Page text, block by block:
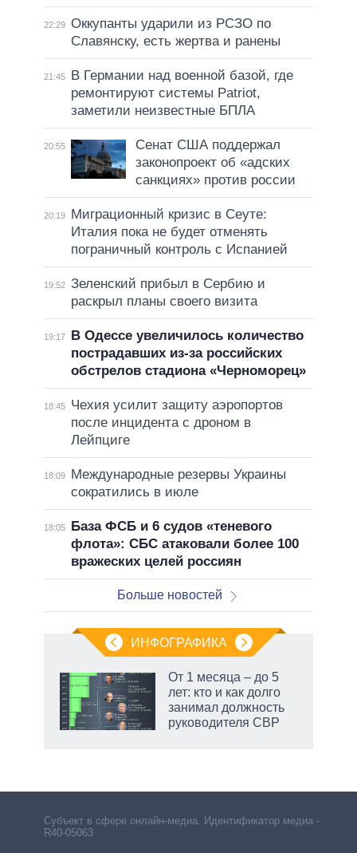
22:29 Оккупанты ударили из РСЗО по
Славянску, есть жертва и ранены
21:45
В Германии над военной базой, где
ремонтируют системы Patriot,
заметили неизвестные БПЛА
20:55
Сенат США поддержал
законопроект об «адских
санкциях» против россии
20:19
Миграционный кризис в Сеуте:
Италия пока не будет отменять
пограничный контроль с Испанией
19:52 Зеленский прибыл в Сербию и
раскрыл планы своего визита
19:17
В Одессе увеличилось количество
пострадавших из-за российских
обстрелов стадиона «Черноморец»
18:45
Чехия усилит защиту аэропортов
после инцидента с дроном в
Лейпциге
18:09
Международные резервы Украины
сократились в июле
18:05
База ФСБ и 6 судов «теневого
флота»: СБС атаковали более 100
вражеских целей россиян
Больше новостей
ИНФОГРАФИКА
От 1 месяца – до 5
лет: кто и как долго
занимал должность
руководителя СВР
Субъект в сфере онлайн-медиа. Идентификатор медиа –
R40-05063